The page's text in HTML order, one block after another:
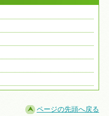
ページの先頭へ戻る